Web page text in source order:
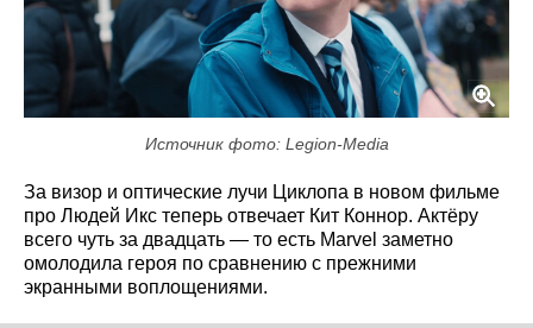
Источник фото: Legion-Media
За визор и оптические лучи Циклопа в новом фильме
про Людей Икс теперь отвечает Кит Коннор. Актёру
всего чуть за двадцать — то есть Marvel заметно
омолодила героя по сравнению с прежними
экранными воплощениями.